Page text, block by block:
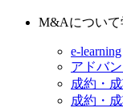
M&Aについて
e-learning
アドバ
成約・
成約・